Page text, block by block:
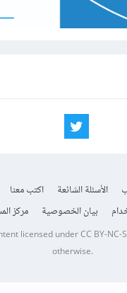
الأسئلة الشائعة اكتب معنا
بيان الخصوصية مركز
licensed underCC BY-NC-
otherwise.